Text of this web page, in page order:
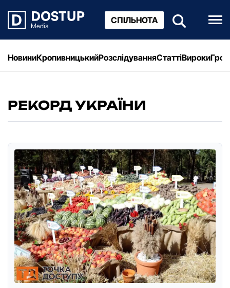
СПІЛЬНОТА
НовиниКропивницькийРозслідуванняСтаттіВироки
РЕКОРД УКРАЇНИ